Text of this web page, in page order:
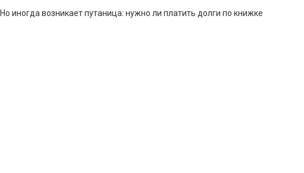
иногда возникает путаница: нужно ли платить долги по книжке